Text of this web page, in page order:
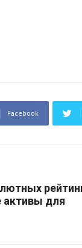
Facebook
активы для